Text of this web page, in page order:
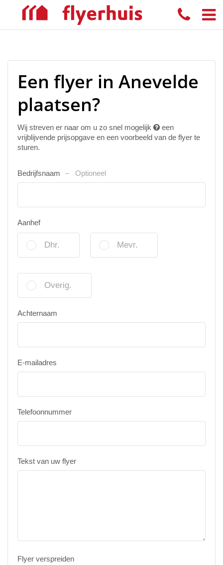
Een flyer in Anevelde
plaatsen?
Wij streven er naar om u zo snel mogelijk
een
vrijblijvende prijsopgave en een voorbeeld van de flyer te
sturen.
Bedrijfsnaam Optioneel
Aanhef
Dhr. Mevr.
Overig.
Achternaam
E-mailadres
Telefoonnummer
Tekst van uw flyer
Flyer verspreiden